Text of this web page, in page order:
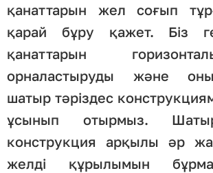
қанаттарын жел соғып
қарай бұру қажет. Біз
қанаттарын
орналастыруды және
шатыр тәріздес
ұсынып отырмыз.
конструкция арқылы әр
желді құрылымын